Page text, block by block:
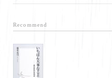
Recommend